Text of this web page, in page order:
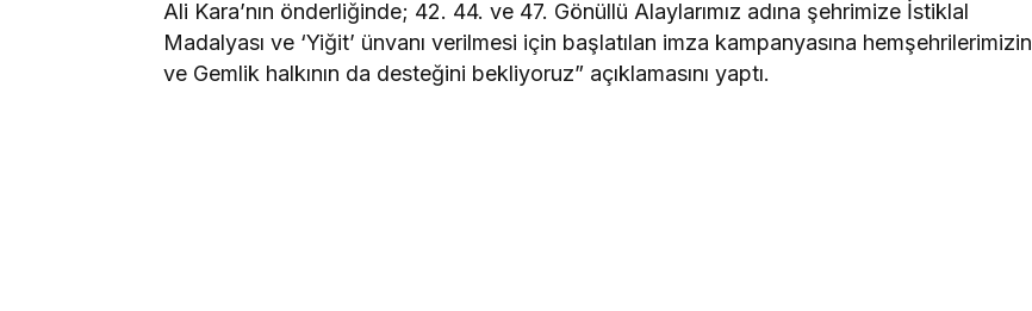
Ali Kara’nın önderliğinde; 42. 44. ve 47. Gönüllü Alaylarımız adına şehrimize İstiklal
Madalyası ve ‘Yiğit’ ünvanı verilmesi için başlatılan imza kampanyasına hemşehrilerimizin
ve Gemlik halkının da desteğini bekliyoruz” açıklamasını yaptı.